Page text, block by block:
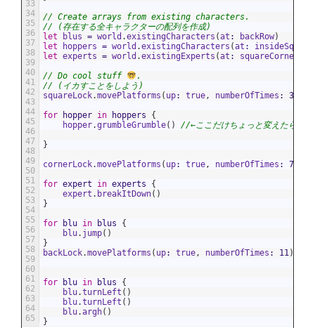
33
34
35
36
37
38
39
40
41
42
43
44
45
46
47
48
49
50
51
52
53
54
55
56
57
58
59
60
61
62
63
64
65
// Create arrays from existing characters.
// (存在する全キャラクターの配列を作成)
let
blus = world .existingCharacters (at : backRow)
let
hoppers = world .existingCharacters (at : insideSquare
let experts = world .existingExperts (at : squareCorners
// Do cool stuff
.
// (イカすことをしよう)
squareLock.movePlatforms ( up: true, numberOfTimes : 3
for
hopper in hoppers
{
hopper.grumbleGrumble( )
//←ここだけちょっと変えたらクリ
}
cornerLock.movePlatforms ( up: true, numberOfTimes : 7
for expert in experts
{
expert . breakItDown( )
}
for
blu in blus
{
blu. jump( )
}
backLock.movePlatforms ( up: true, numberOfTimes : 11)
for blu in blus
{
blu.turnLeft ( )
blu.turnLeft ( )
blu.argh( )
}